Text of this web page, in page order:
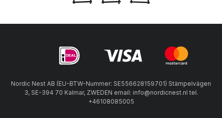
Nordic Nest AB (EU-BTW-Nummer: SE556628159701) Stämpelvägen
3, SE-394 70 Kalmar, ZWEDEN email: info@nordicnest.nl tel.
+46108085005